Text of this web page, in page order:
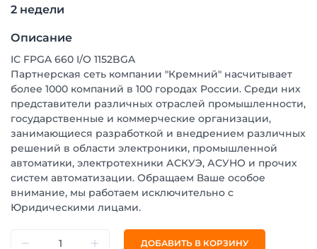
2 недели
Описание
IC FPGA 660 I/O 1152BGA
Партнерская сеть компании "Кремний" насчитывает
более 1000 компаний в 100 городах России. Среди них
представители различных отраслей промышленности,
государственные и коммерческие организации,
занимающиеся разработкой и внедрением различных
решений в области электроники, промышленной
автоматики, электротехники АСКУЭ, АСУНО и прочих
систем автоматизации. Обращаем Ваше особое
внимание, мы работаем исключительно с
Юридическими лицами.
ДОБАВИТЬ В КОРЗИНУ